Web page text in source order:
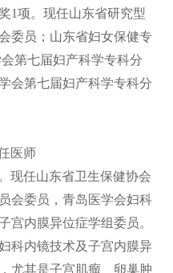
1项。现任山东省研究型
委员；山东省妇女保健专
第七届妇产科学专科分
会第七届妇产科学专科分
医师
现任山东省卫生保健协会
会委员，青岛医学会妇科
宫内膜异位症学组委员。
科内镜技术及子宫内膜异
尤其是子宫肌瘤、卵巢肿